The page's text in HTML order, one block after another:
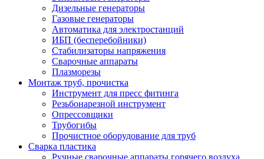
Дизельные генераторы
Газовые генераторы
Автоматика для электростанций
ИБП (бесперебойники)
Стабилизаторы напряжения
Сварочные аппараты
Плазморезы
Монтаж труб, прочистка
Инструмент для пресс фитинга
Резьбонарезной инструмент
Опрессовщики
Трубогибы
Прочистное оборудование для труб
Сварка пластика